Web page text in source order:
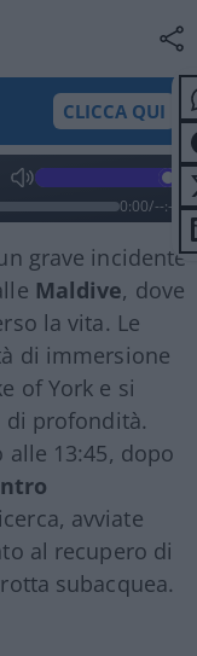
CLICCA QUI
0:00/--:--
grave incidente
Maldive, dove
la vita. Le
di immersione
of York e si
di profondità.
alle 13:45, dopo
avviate
al recupero di
subacquea.